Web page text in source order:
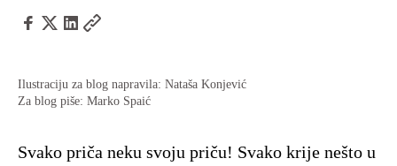
Ilustraciju za blog napravila: Nataša Konjević
Za blog piše: Marko Spaić
Svako priča neku svoju priču! Svako krije nešto u